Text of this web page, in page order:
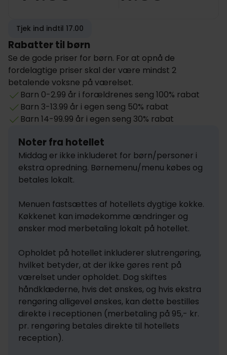
Tjek ind indtil 17.00
Rabatter til børn
Se de gode priser for børn. For at opnå de
fordelagtige priser skal der være mindst 2
betalende voksne på værelset.
Barn 0-2.99 år i forældrenes seng 100% rabat
Barn 3-13.99 år i egen seng 50% rabat
Barn 14-99.99 år i egen seng 30% rabat
Noter fra hotellet
Middag er ikke inkluderet for børn/personer i
ekstra opredning. Børnemenu/menu købes og
betales lokalt.
Menuen fastsættes af hotellets dygtige kokke.
Køkkenet kan imødekomme ændringer og
ønsker mod merbetaling lokalt på hotellet.
Opholdet på hotellet inkluderer slutrengøring,
hvilket betyder, at der ikke gøres rent på
værelset under opholdet. Dog skiftes
håndklæderne, hvis det ønskes, og hvis ekstra
rengøring alligevel ønskes, kan dette bestilles
direkte i receptionen (merbetaling på 95,- kr.
pr. rengøring betales direkte til hotellets
reception).